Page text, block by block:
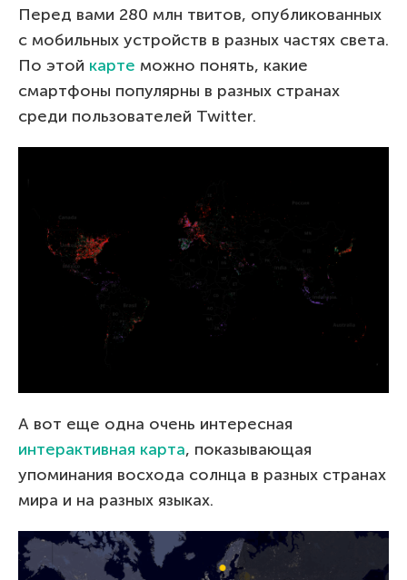
Перед вами 280 млн твитов, опубликованных
с мобильных устройств в разных частях света.
По этой карте можно понять, какие
смартфоны популярны в разных странах
среди пользователей Twitter.
А вот еще одна очень интересная
интерактивная карта, показывающая
упоминания восхода солнца в разных странах
мира и на разных языках.